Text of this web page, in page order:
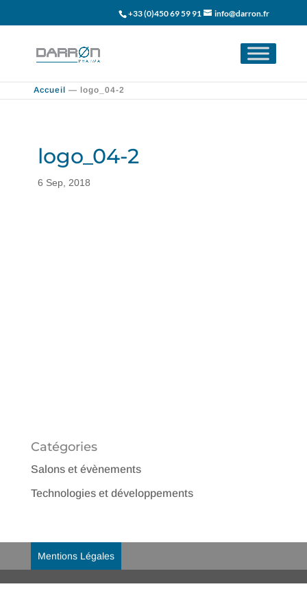
+33 (0)450 69 59 91 info@darron.fr
Accueil — logo_04-2
logo_04-2
6 Sep, 2018
Catégories
Salons et évènements
Technologies et développements
Mentions Légales